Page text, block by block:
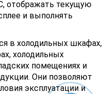
отображать текущую
и выполнять
в холодильных шкафах,
холодильных
помещениях и
Они позволяют
эксплуатации и